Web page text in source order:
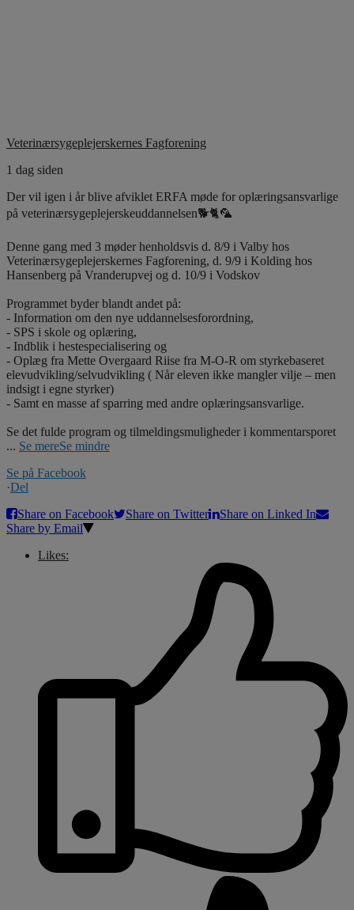
Veterinærsygeplejerskernes Fagforening
1 dag siden
Der vil igen i år blive afviklet ERFA møde for oplæringsansvarlige
på veterinærsygeplejerskeuddannelsen🐕🐈🦜
Denne gang med 3 møder henholdsvis d. 8/9 i Valby hos
Veterinærsygeplejerskernes Fagforening, d. 9/9 i Kolding hos
Hansenberg på Vranderupvej og d. 10/9 i Vodskov
Programmet byder blandt andet på:
- Information om den nye uddannelsesforordning,
- SPS i skole og oplæring,
- Indblik i hestespecialisering og
- Oplæg fra Mette Overgaard Riise fra M-O-R om styrkebaseret
elevudvikling/selvudvikling ( Når eleven ikke mangler vilje – men
indsigt i egne styrker)
- Samt en masse af sparring med andre oplæringsansvarlige.
Se det fulde program og tilmeldingsmuligheder i kommentarsporet
... Se mereSe mindre
Se på Facebook
·Del
Share on Facebook
Share on Twitter
Share on Linked In
Share by Email
Likes: